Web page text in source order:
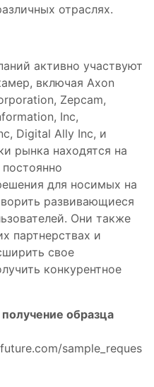
отраслях.
активно участвуют
включая Axon
Zepcam,
Inc,
Digital Ally Inc, и
рынка находятся на
для носимых на
развивающиеся
Они также
партнерствах и
свое
конкурентное
образца
sample_reques